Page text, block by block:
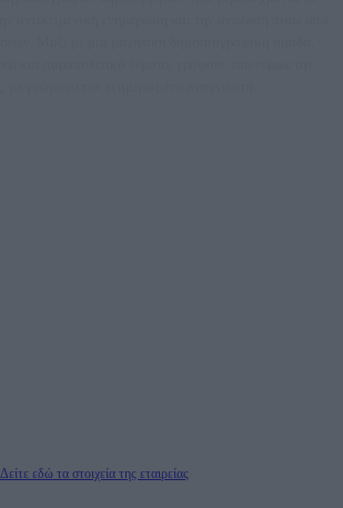
Δείτε εδώ τα στοιχεία της εταιρείας